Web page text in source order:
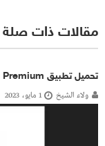
مقالات ذات صلة
تحميل تطبيق Busuu Premium مهكر النسخة المدفوعة للاندرويد 2023
ولاء الشيخ 1 مايو، 2023